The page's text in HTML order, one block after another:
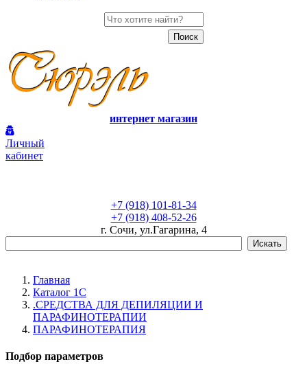
интернет магазин
Личный
кабинет
+7 (918) 101-81-34
+7 (918) 408-52-26
г. Сочи, ул.Гагарина, 4
Главная
Каталог 1С
.СРЕДСТВА ДЛЯ ДЕПИЛЯЦИИ И
ПАРАФИНОТЕРАПИИ
ПАРАФИНОТЕРАПИЯ
Подбор параметров